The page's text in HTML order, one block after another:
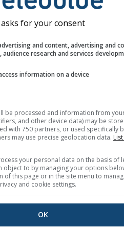
Подписаться на
Мы не передаём ваш адрес
Используя сервисы meteoblue,
принимаете нашиправила и
адрес электронной почты
будет использовать в других
meteoblue.
asks for your consent
and content, advertising and
audience research and services
information on a device
be processed and information from
and other device data) may be
with 750 partners, or used specifically
may use precise geolocation data.
your personal data on the basis of
object to by managing your options
of this page or in the site menu to
and cookie settings.
OK